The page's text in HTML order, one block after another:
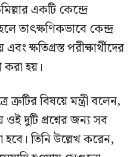
একটি কেন্দ্রে
তাৎক্ষণিকভাবে কেন্দ্র
ক্ষতিগ্রস্ত পরীক্ষার্থীদের
করা হয়।
ত্রুটির বিষয়ে মন্ত্রী বলেন,
ওই দুটি প্রশ্নের জন্য সব
হবে। তিনি উল্লেখ করেন,